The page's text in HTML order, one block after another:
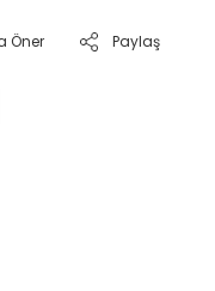
Öner Paylaş